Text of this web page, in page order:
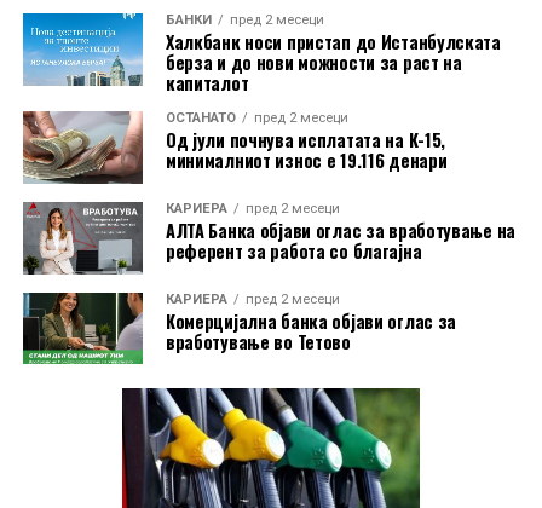
БАНКИ пред 2 месеци
Халкбанк носи пристап до Истанбулската
берза и до нови можности за раст на
капиталот
ОСТАНАТО пред 2 месеци
Од јули почнува исплатата на К-15,
минималниот износ е 19.116 денари
КАРИЕРА пред 2 месеци
АЛТА Банка објави оглас за вработување на
референт за работа со благајна
КАРИЕРА пред 2 месеци
Комерцијална банка објави оглас за
вработување во Тетово